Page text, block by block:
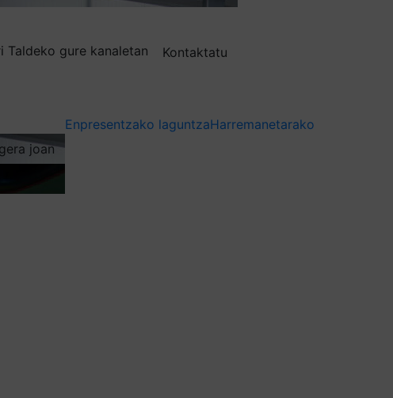
gure kanaletan
Kontaktatu
joan
Enpresentzako laguntzaHarremanetarako